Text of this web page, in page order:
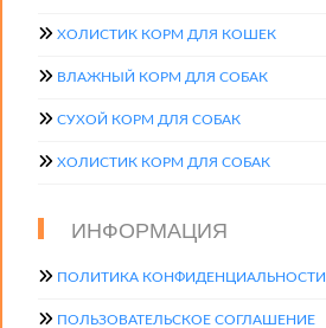
ХОЛИСТИК КОРМ ДЛЯ КОШЕК
ВЛАЖНЫЙ КОРМ ДЛЯ СОБАК
СУХОЙ КОРМ ДЛЯ СОБАК
ХОЛИСТИК КОРМ ДЛЯ СОБАК
ИНФОРМАЦИЯ
ПОЛИТИКА КОНФИДЕНЦИАЛЬНОСТИ
ПОЛЬЗОВАТЕЛЬСКОЕ СОГЛАШЕНИЕ